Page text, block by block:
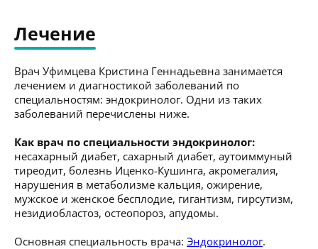
Лечение
Врач Уфимцева Кристина Геннадьевна занимается
лечением и диагностикой заболеваний по
специальностям: эндокринолог. Одни из таких
заболеваний перечислены ниже.
Как врач по специальности эндокринолог:
несахарный диабет, сахарный диабет, аутоиммуный
тиреодит, болезнь Иценко-Кушинга, акромегалия,
нарушения в метаболизме кальция, ожирение,
мужское и женское бесплодие, гигантизм, гирсутизм,
незидиобластоз, остеопороз, апудомы.
Основная специальность врача: Эндокринолог.